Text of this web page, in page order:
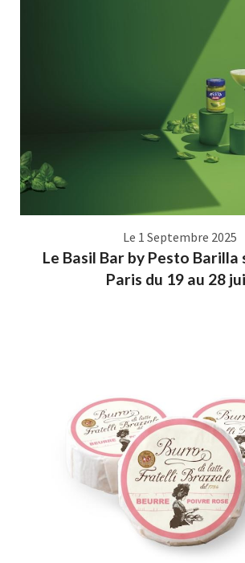
Le 1 Septembre 2025
Le Basil Bar by Pesto Barilla
Paris du 19 au 28